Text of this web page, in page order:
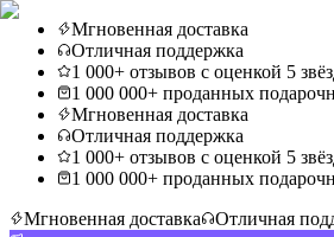
Мгновенная доставка
Отличная поддержка
1 000+ отзывов с оценкой 5
1 000 000+ проданных
Мгновенная доставка
Отличная поддержка
1 000+ отзывов с оценкой 5
1 000 000+ проданных
Мгновенная доставка
Отличная